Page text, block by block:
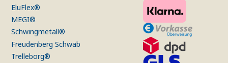
EluFlex®
MEGI®
Schwingmetall®
Freudenberg Schwab
Trelleborg®